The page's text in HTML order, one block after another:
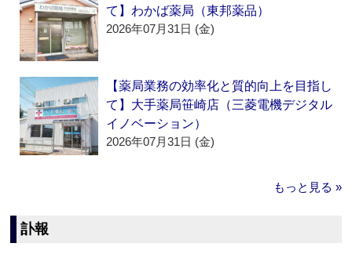
て】わかば薬局（東邦薬品）
2026年07月31日 (金)
【薬局業務の効率化と質的向上を目指し
て】大手薬局笹崎店（三菱電機デジタル
イノベーション）
2026年07月31日 (金)
もっと見る »
訃報